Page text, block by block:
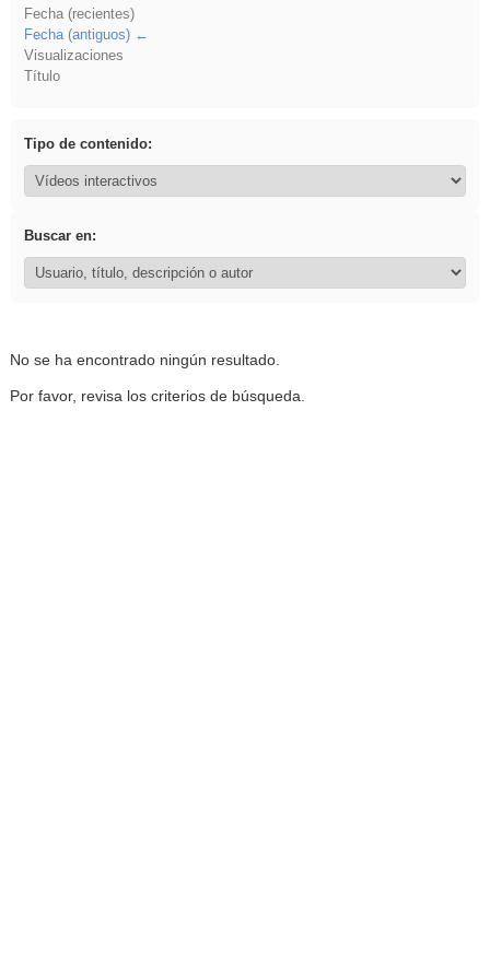
Fecha (recientes)
Fecha (antiguos)
Visualizaciones
Título
Tipo de contenido:
Buscar en:
No se ha encontrado ningún resultado.
Por favor, revisa los criterios de búsqueda.